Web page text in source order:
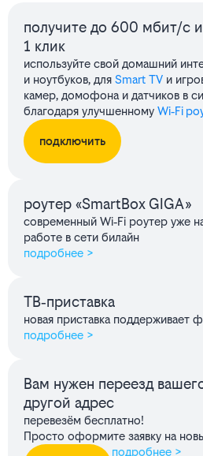
Сервисы
получите до 600 мбит/с
1 клик
используйте свой домашний
и ноутбуков, для Smart TV и
камер, домофона и датчиков в
благодаря улучшенному Wi‑Fi
подключить
роутер «SmartBox GIGA»
современный Wi‑Fi роутер уже
работе в сети билайн
подробнее >
ТВ‑приставка
новая приставка поддерживает
подробнее >
Вам нужен переезд
другой адрес
перевезём бесплатно!
Просто оформите заявку на
подробнее >